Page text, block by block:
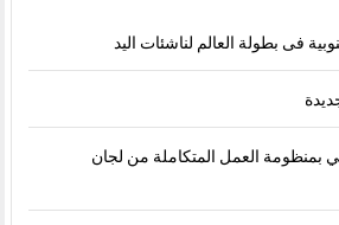
فى بطولة العالم لناشئات اليد
2026» تحتفي بمنظومة العمل المتكاملة من لجان